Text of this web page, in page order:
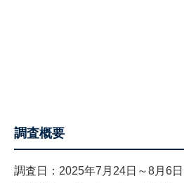
調査概要
調査日：2025年7月24日～8月6日